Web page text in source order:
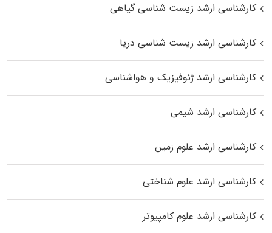
کارشناسی ارشد زیست‌ شناسی گیاهی
کارشناسی ارشد زیست‌ شناسی دریا
کارشناسی ارشد ژئوفیزیک و هواشناسی
کارشناسی ارشد شیمی
کارشناسی ارشد علوم زمین
کارشناسی ارشد علوم شناختی
کارشناسی ارشد علوم کامپیوتر